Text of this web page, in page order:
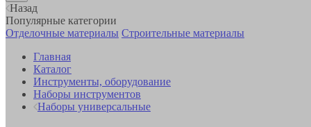
Назад
Популярные категории
Отделочные материалы Строительные материалы
Главная
Каталог
Инструменты, оборудование
Наборы инструментов
Наборы универсальные